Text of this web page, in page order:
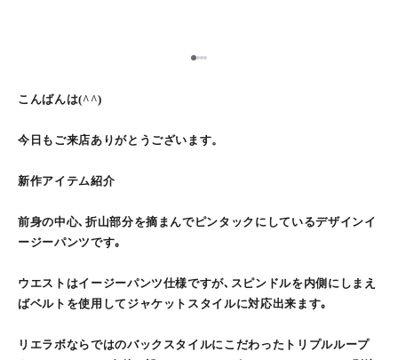
123
こんばんは(^^)
今日もご来店ありがとうございます。
新作アイテム紹介
前身の中心､折山部分を摘まんでピンタックにしているデザインイ
ージーパンツです｡
ウエストはイージーパンツ仕様ですが､スピンドルを内側にしまえ
ばベルトを使用してジャケットスタイルに対応出来ます｡
リエラボならではのバックスタイルにこだわったトリプルループ